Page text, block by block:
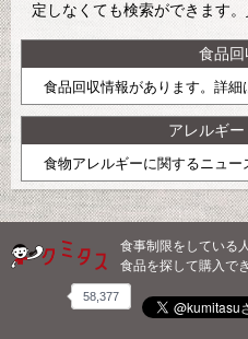
定しなくても検索ができます。
食品回
食品回収情報があります。詳細
アレルギ
食物アレルギーに関するニュー
食事制限をしている
食品を探して購入で
58,377